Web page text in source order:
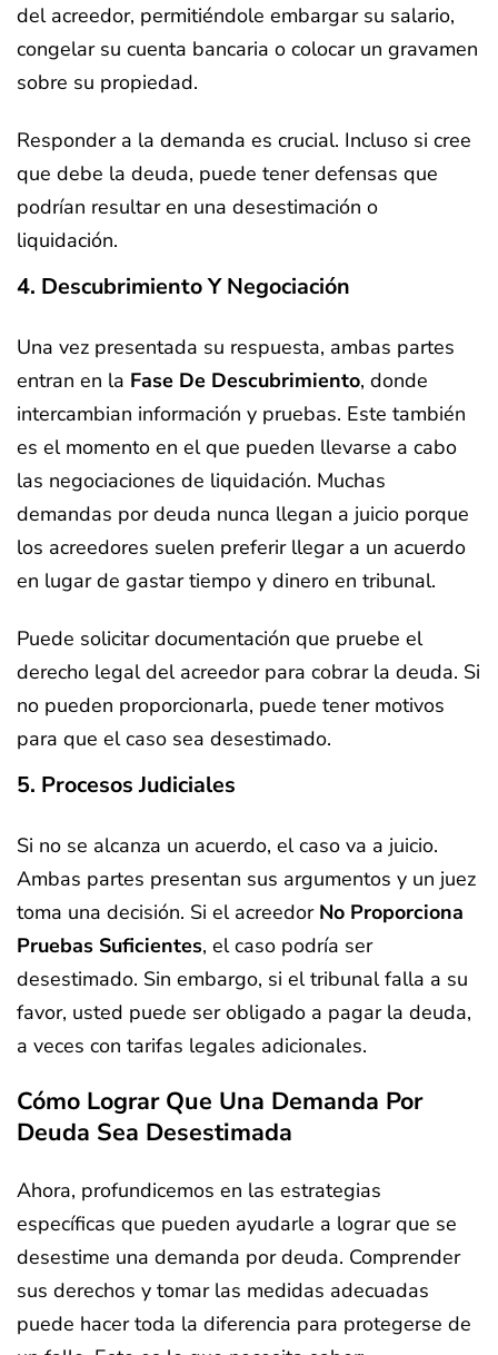
del acreedor, permitiéndole embargar su salario,
congelar su cuenta bancaria o colocar un gravamen
sobre su propiedad.
Responder a la demanda es crucial. Incluso si cree
que debe la deuda, puede tener defensas que
podrían resultar en una desestimación o
liquidación.
4. Descubrimiento Y Negociación
Una vez presentada su respuesta, ambas partes
entran en la Fase De Descubrimiento, donde
intercambian información y pruebas. Este también
es el momento en el que pueden llevarse a cabo
las negociaciones de liquidación. Muchas
demandas por deuda nunca llegan a juicio porque
los acreedores suelen preferir llegar a un acuerdo
en lugar de gastar tiempo y dinero en tribunal.
Puede solicitar documentación que pruebe el
derecho legal del acreedor para cobrar la deuda. Si
no pueden proporcionarla, puede tener motivos
para que el caso sea desestimado.
5. Procesos Judiciales
Si no se alcanza un acuerdo, el caso va a juicio.
Ambas partes presentan sus argumentos y un juez
toma una decisión. Si el acreedor No Proporciona
Pruebas Suficientes, el caso podría ser
desestimado. Sin embargo, si el tribunal falla a su
favor, usted puede ser obligado a pagar la deuda,
a veces con tarifas legales adicionales.
Cómo Lograr Que Una Demanda Por
Deuda Sea Desestimada
Ahora, profundicemos en las estrategias
específicas que pueden ayudarle a lograr que se
desestime una demanda por deuda. Comprender
sus derechos y tomar las medidas adecuadas
puede hacer toda la diferencia para protegerse de